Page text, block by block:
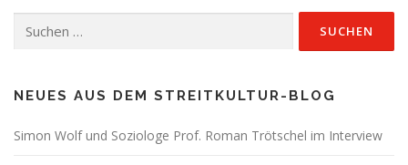
nach:
NEUES AUS DEM STREITKULTUR-BLOG
Simon Wolf und Soziologe Prof. Roman Trötschel im Interview